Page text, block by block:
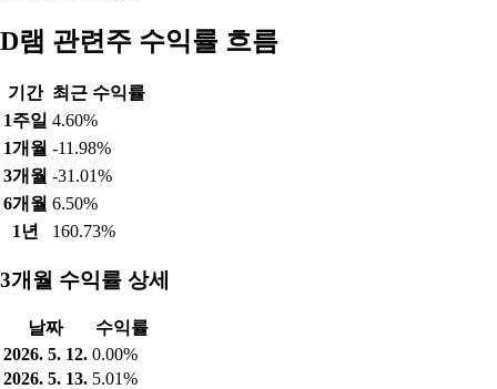
D램 관련주 수익률 흐름
기간 최근 수익률
1주일 4.60%
1개월 -11.98%
3개월 -31.01%
6개월 6.50%
1년
160.73%
3개월 수익률 상세
날짜
수익률
2026. 5. 12. 0.00%
2026. 5. 13. 5.01%